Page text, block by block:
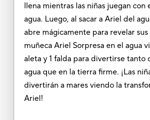
llena mientras las niñas juegan con
agua. Luego, al sacar a Ariel del
abre mágicamente para revelar sus
muñeca Ariel Sorpresa en el agua
aleta y 1 falda para divertirse tanto
agua que en la tierra firme. ¡Las
divertirán a mares viendo la
Ariel!